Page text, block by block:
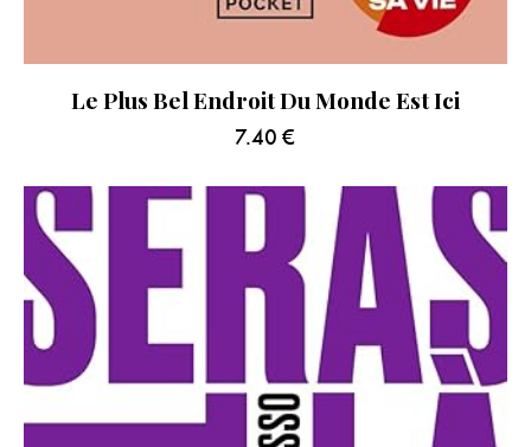
Le Plus Bel Endroit Du Monde Est Ici
7.40 €